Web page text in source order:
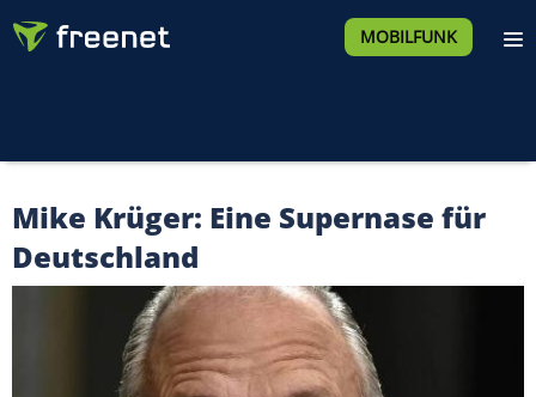
MOBILFUNK
Mike Krüger: Eine Supernase für
Deutschland